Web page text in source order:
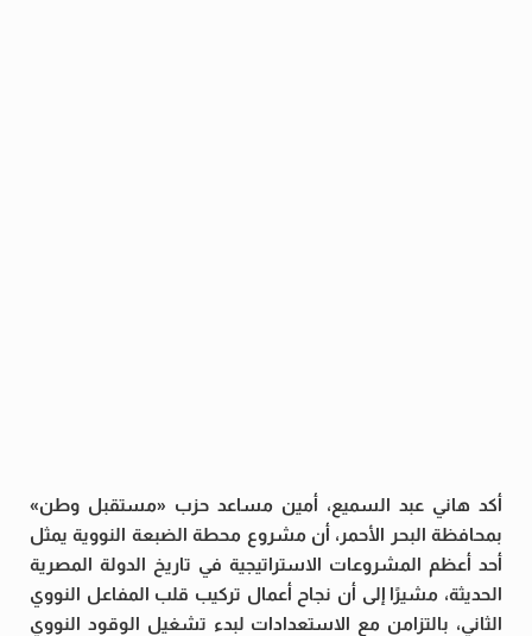
أكد هاني عبد السميع، أمين مساعد حزب «مستقبل وطن»
بمحافظة البحر الأحمر، أن مشروع محطة الضبعة النووية يمثل
أحد أعظم المشروعات الاستراتيجية في تاريخ الدولة المصرية
الحديثة، مشيرًا إلى أن نجاح أعمال تركيب قلب المفاعل النووي
الثاني، بالتزامن مع الاستعدادات لبدء تشغيل الوقود النووي